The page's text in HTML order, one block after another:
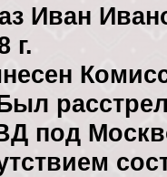
Иван
г.
под